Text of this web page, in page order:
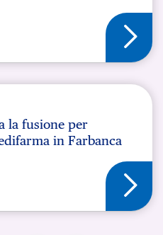
la fusione per
in Farbanca